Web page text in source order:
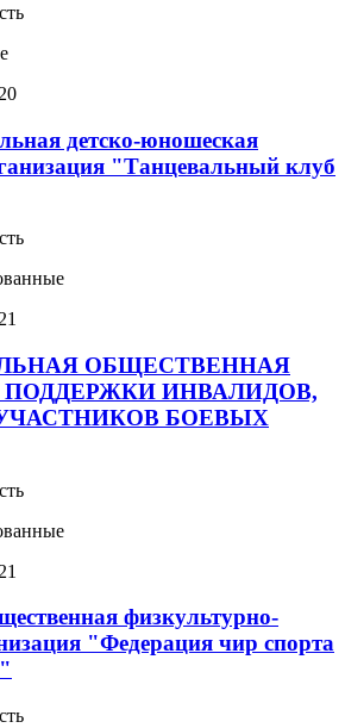
детско-юношеская
"Танцевальный клуб
ОБЩЕСТВЕННАЯ
ПОДДЕРЖКИ ИНВАЛИДОВ,
БОЕВЫХ
физкультурно-
"Федерация чир спорта